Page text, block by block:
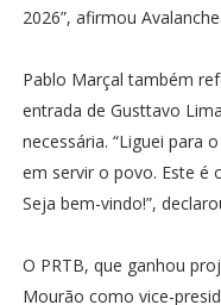
2026”, afirmou Avalanche.
Pablo Marçal também
entrada de Gusttavo
necessária. “Liguei para
em servir o povo. Este é
Seja bem-vindo!”,
O PRTB, que ganhou
Mourão como vice-